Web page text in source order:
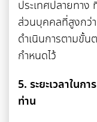
ประเทศปลายทา
ส่วนบุคคลที่สูงกว่า
ดำเนินการตามขั้น
กำหนดไว้
5. ระยะเวลาใน
ท่าน